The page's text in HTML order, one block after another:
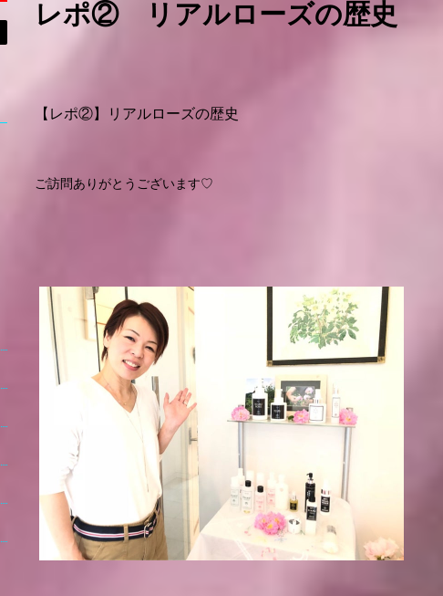
レポ② リアルローズの歴史
【レポ②】リアルローズの歴史
ご訪問ありがとうございます♡